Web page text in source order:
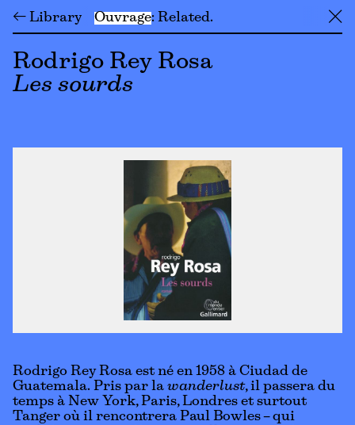
← Library Ouvrage Related ╳
Rodrigo Rey Rosa
Les sourds
Rodrigo Rey Rosa est né en 1958 à Ciudad de
Guatemala. Pris par la wanderlust, il passera du
temps à New York, Paris, Londres et surtout
Tanger où il rencontrera Paul Bowles – qui